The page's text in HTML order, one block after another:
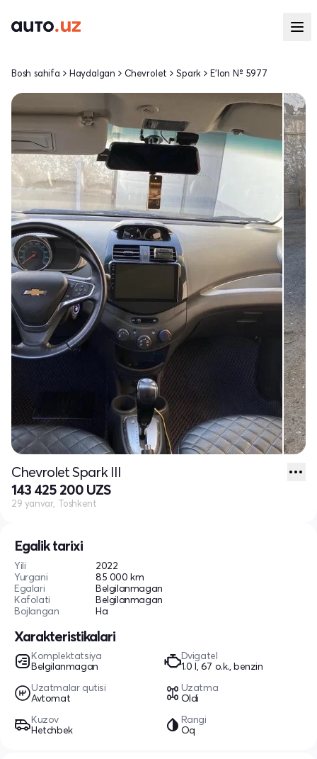
Egalik tarixi
Yili
2022
Yurgani
85 000 km
Egalari
Belgilanmagan
Kafolati
Belgilanmagan
Bojlangan
Ha
Xarakteristikalari
Komplektatsiya
Belgilanmagan
Dvigatel
1.0 l, 67 o.k., benzin
Uzatmalar qutisi
Avtomat
Uzatma
Oldi
Kuzov
Hetchbek
Rangi
Oq
Bosh sahifa Haydalgan Chevrolet Spark E'lon № 5977
Chevrolet Spark III
143 425 200 UZS
29 yanvar, Toshkent